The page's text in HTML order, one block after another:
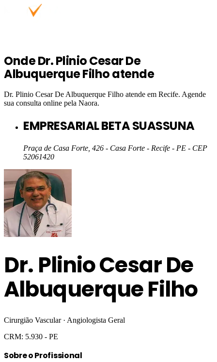
OndeDr. Plinio Cesar De
Albuquerque Filhoatende
Dr. Plinio Cesar De Albuquerque Filho atende em Recife. Agende
sua consulta online pela Naora.
EMPRESARIAL BETA SUASSUNA
Praça de Casa Forte, 426 - Casa Forte - Recife - PE - CEP
52061420
Dr. Plinio Cesar De
Albuquerque Filho
Cirurgião Vascular · Angiologista Geral
CRM: 5.930 - PE
Sobre o Profissional